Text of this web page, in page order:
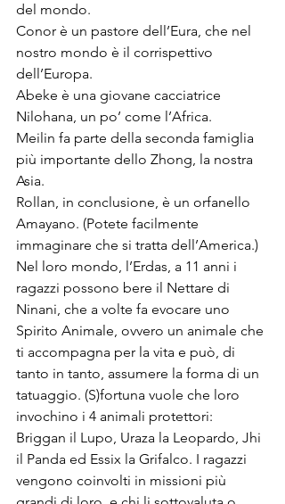
del mondo.
Conor è un pastore dell’Eura, che nel
nostro mondo è il corrispettivo
dell’Europa.
Abeke è una giovane cacciatrice
Nilohana, un po’ come l’Africa.
Meilin fa parte della seconda famiglia
più importante dello Zhong, la nostra
Asia.
Rollan, in conclusione, è un orfanello
Amayano. (Potete facilmente
immaginare che si tratta dell’America.)
Nel loro mondo, l’Erdas, a 11 anni i
ragazzi possono bere il Nettare di
Ninani, che a volte fa evocare uno
Spirito Animale, ovvero un animale che
ti accompagna per la vita e può, di
tanto in tanto, assumere la forma di un
tatuaggio. (S)fortuna vuole che loro
invochino i 4 animali protettori:
Briggan il Lupo, Uraza la Leopardo, Jhi
il Panda ed Essix la Grifalco. I ragazzi
vengono coinvolti in missioni più